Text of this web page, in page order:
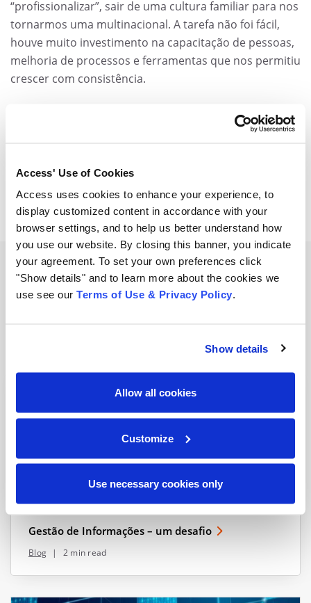
Access' Use of Cookies
Access uses cookies to enhance your experience, to
display customized content in accordance with your
browser settings, and to help us better understand how
you use our website. By closing this banner, you indicate
your agreement. To set your own preferences click
"Show details" and to learn more about the cookies we
use see our Terms of Use & Privacy Policy.
Show details
Allow all cookies
Customize
Use necessary cookies only
“profissionalizar”, sair de uma cultura familiar para nos
tornarmos uma multinacional. A tarefa não foi fácil,
houve muito investimento na capacitação de pessoas,
melhoria de processos e ferramentas que nos permitiu
crescer com consistência.
Related Resources
Gestão de Informações – um desafio
Blog | 2 min read